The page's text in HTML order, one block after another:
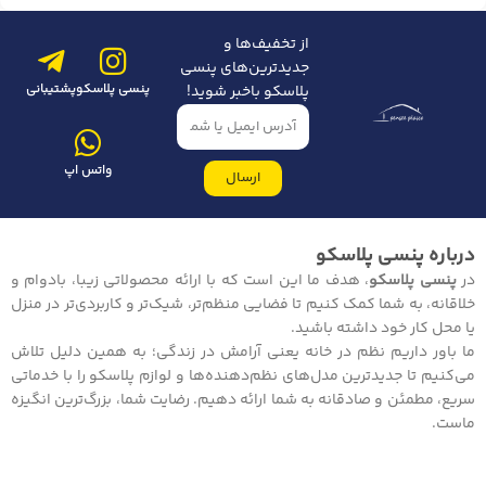
از تخفیف‌ها و
جدیدترین‌های پنسی
پلاسکو باخبر شوید!
ارسال
پنسی پلاسکوپشتیبانی
واتس اپ
درباره پنسی پلاسکو
درپنسی پلاسکو، هدف ما این است که با ارائه محصولاتی زیبا، بادوام و
خلاقانه، به شما کمک کنیم تا فضایی منظم‌تر، شیک‌تر و کاربردی‌تر در منزل
یا محل کار خود داشته باشید.
ما باور داریم نظم در خانه یعنی آرامش در زندگی؛ به همین دلیل تلاش
می‌کنیم تا جدیدترین مدل‌های نظم‌دهنده‌ها و لوازم پلاسکو را با خدماتی
سریع، مطمئن و صادقانه به شما ارائه دهیم. رضایت شما، بزرگ‌ترین انگیزه
ماست.